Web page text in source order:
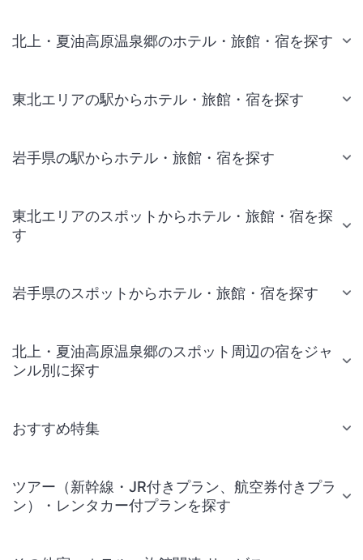
北上・夏油高原温泉郷のホテル・旅館・宿を探す
東北エリアの駅からホテル・旅館・宿を探す
岩手県の駅からホテル・旅館・宿を探す
東北エリアのスポットからホテル・旅館・宿を探
す
岩手県のスポットからホテル・旅館・宿を探す
北上・夏油高原温泉郷のスポット周辺の宿をジャ
ンル別に探す
おすすめ特集
ツアー（新幹線・JR付きプラン、航空券付きプラ
ン）・レンタカー付プランを探す